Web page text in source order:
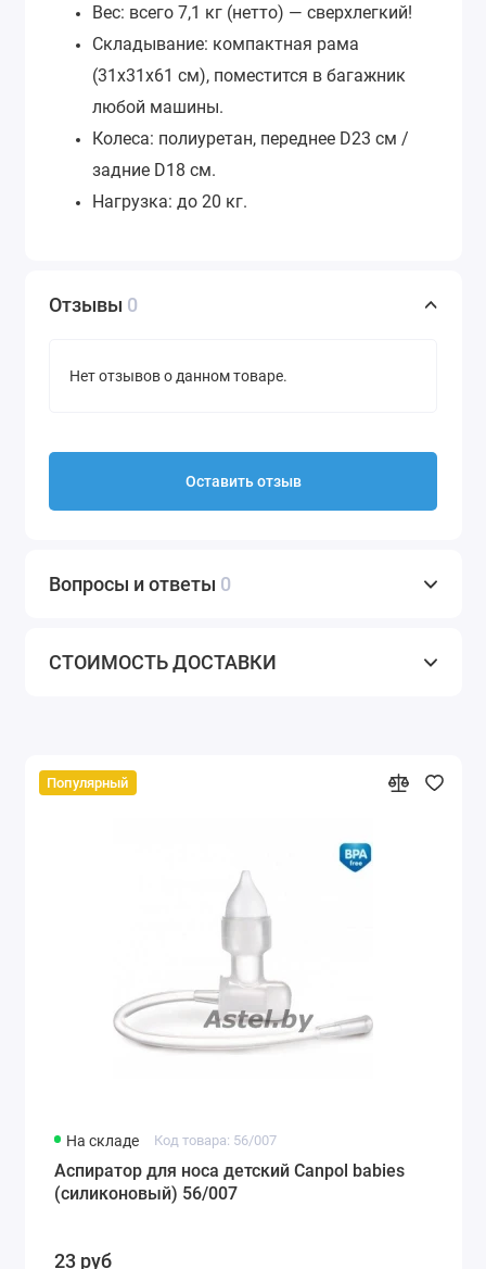
Вес: всего 7,1 кг (нетто) — сверхлегкий!
Складывание: компактная рама
(31x31x61 см), поместится в багажник
любой машины.
Колеса: полиуретан, переднее D23 см /
задние D18 см.
Нагрузка: до 20 кг.
Отзывы 0
Нет отзывов о данном товаре.
Оставить отзыв
Вопросы и ответы 0
СТОИМОСТЬ ДОСТАВКИ
Популярный
На складе Код товара: 56/007
Аспиратор для носа детский Canpol babies
(силиконовый) 56/007
23 руб